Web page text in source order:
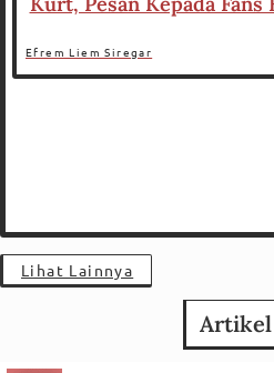
Efrem Liem Siregar
Lihat Lainnya
Artikel